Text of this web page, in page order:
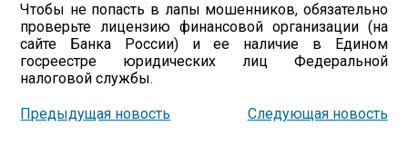
Чтобы не попасть в лапы мошенников, обязательно
проверьте лицензию финансовой организации (на
сайте Банка России) и ее наличие в Едином
госреестре юридических лиц Федеральной
налоговой службы.
Предыдущая новость Следующая новость